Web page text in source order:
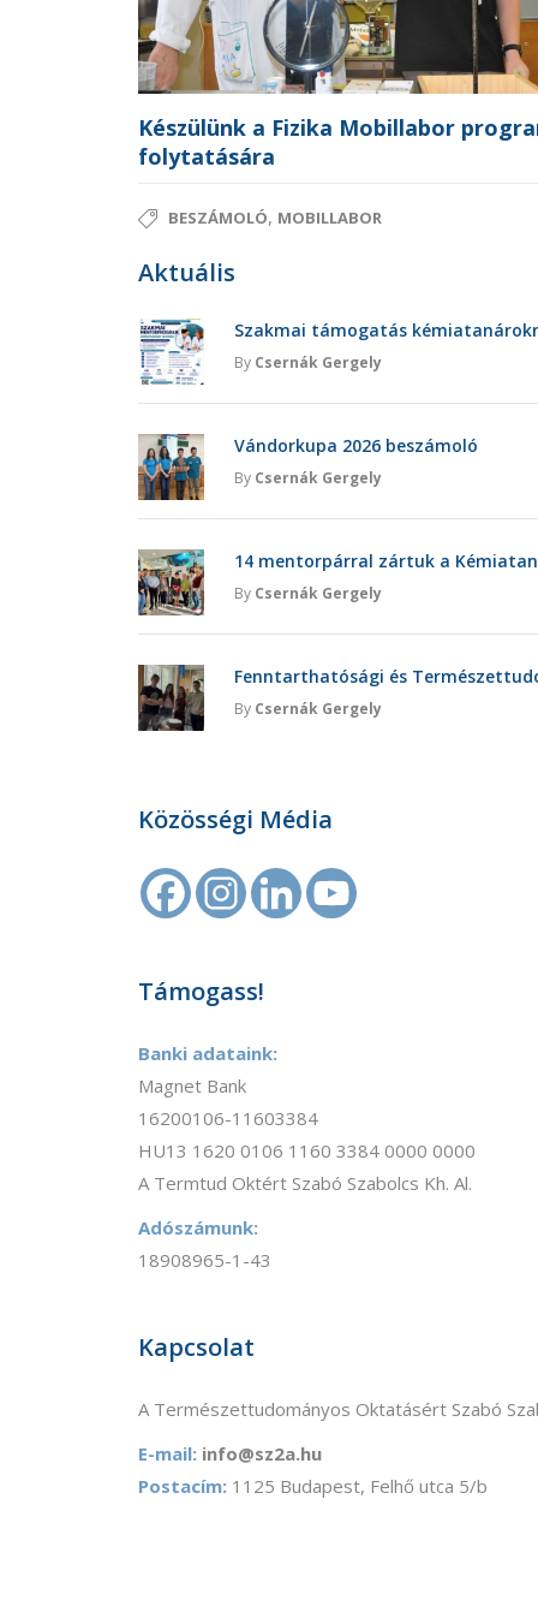
Készülünk a Fizika Mobillabor
folytatására
BESZÁMOLÓ, MOBILLABOR
Aktuális
Szakmai támogatás
By Csernák Gergely
Vándorkupa 2026 beszámoló
By Csernák Gergely
14 mentorpárral zártuk a
By Csernák Gergely
Fenntarthatósági és
By Csernák Gergely
Közösségi Média
Támogass!
Banki adataink:
Magnet Bank
16200106-11603384
HU13 1620 0106 1160 3384 0000 0000
A Termtud Oktért Szabó Szabolcs Kh. Al.
Adószámunk:
18908965-1-43
Kapcsolat
A Természettudományos Oktatásért Szabó
E-mail: info@sz2a.hu
Postacím: 1125 Budapest, Felhő utca 5/b